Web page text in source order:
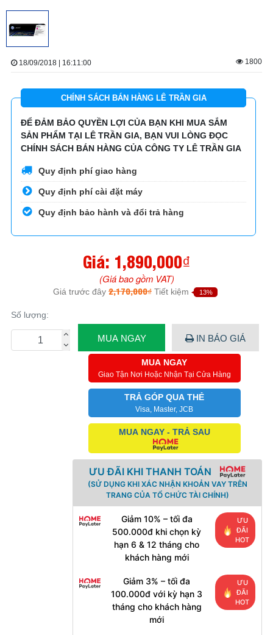
18/09/2018 | 16:11:00 1800
CHÍNH SÁCH BÁN HÀNG LÊ TRẦN GIA
ĐỂ ĐẢM BẢO QUYỀN LỢI CỦA BẠN KHI MUA SẮM
SẢN PHẨM TẠI LÊ TRẦN GIA, BẠN VUI LÒNG ĐỌC
CHÍNH SÁCH BÁN HÀNG CỦA CÔNG TY LÊ TRẦN GIA
Quy định phí giao hàng
Quy định phí cài đặt máy
Quy định bảo hành và đổi trả hàng
Giá: 1,890,000₫
(Giá bao gồm VAT)
Giá trước đây 2,170,000₫ Tiết kiệm 13%
Số lượng:
MUA NGAY IN BÁO GIÁ
MUA NGAY
Giao Tận Nơi Hoặc Nhận Tại Cửa Hàng
TRẢ GÓP QUA THẺ
Visa, Master, JCB
MUA NGAY - TRẢ SAU
ƯU ĐÃI KHI THANH TOÁN
(SỬ DỤNG KHI XÁC NHẬN KHOẢN VAY TRÊN
TRANG CỦA TỔ CHỨC TÀI CHÍNH)
Giảm 10% – tối đa
500.000đ khi chọn kỳ
hạn 6 & 12 tháng cho
khách hàng mới
ƯU
ĐÃI
HOT
Giảm 3% – tối đa
100.000đ với kỳ hạn 3
tháng cho khách hàng
mới
ƯU
ĐÃI
HOT